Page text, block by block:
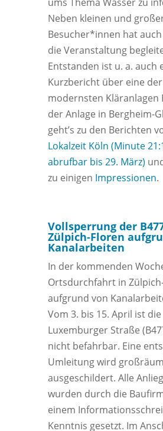
Neben kleinen und
Besucher*innen hat
die Veranstaltung
Entstanden ist u. a. auch
Kurzbericht über eine der
modernsten Kläranlagen
der Anlage in Bergheim-
geht’s zu den Berichten
Lokalzeit Köln (Minute
abrufbar bis 29. März)
zu einigen Impressionen.
Vollsperrung der
Zülpich-Floren
Kanalarbeiten
In der kommenden
Ortsdurchfahrt in
aufgrund von
Vom 3. bis 15. April ist die
Luxemburger Straße
nicht befahrbar. Eine
Umleitung wird
ausgeschildert. Alle
wurden durch die
einem
Kenntnis gesetzt. Im